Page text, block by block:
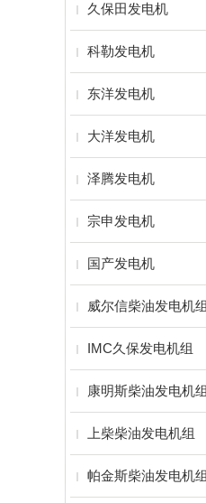
久保田发电机
科勒发电机
东洋发电机
大洋发电机
泽腾发电机
宗申发电机
国产发电机
威尔信柴油发电机组
IMC久保发电机组
康明斯柴油发电机组
上柴柴油发电机组
帕金斯柴油发电机组